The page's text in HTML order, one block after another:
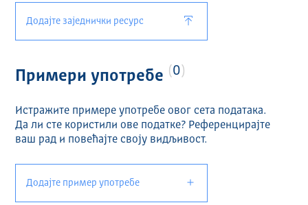
Додајте заједнички ресурс
Примери употребе 0
Истражите примере употребе овог сета података.
Да ли сте користили ове податке? Референцирајте
ваш рад и повећајте своју видљивост.
Додајте пример употребе